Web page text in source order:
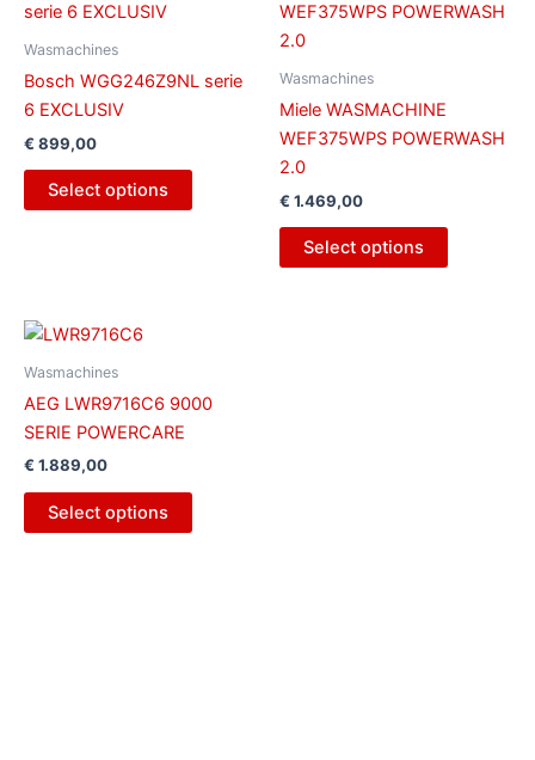
Wasmachines
Bosch WGG246Z9NL serie
6 EXCLUSIV
€ 899,00
Select options
Wasmachines
Miele WASMACHINE
WEF375WPS POWERWASH
2.0
€ 1.469,00
Select options
Wasmachines
AEG LWR9716C6 9000
SERIE POWERCARE
€ 1.889,00
Select options